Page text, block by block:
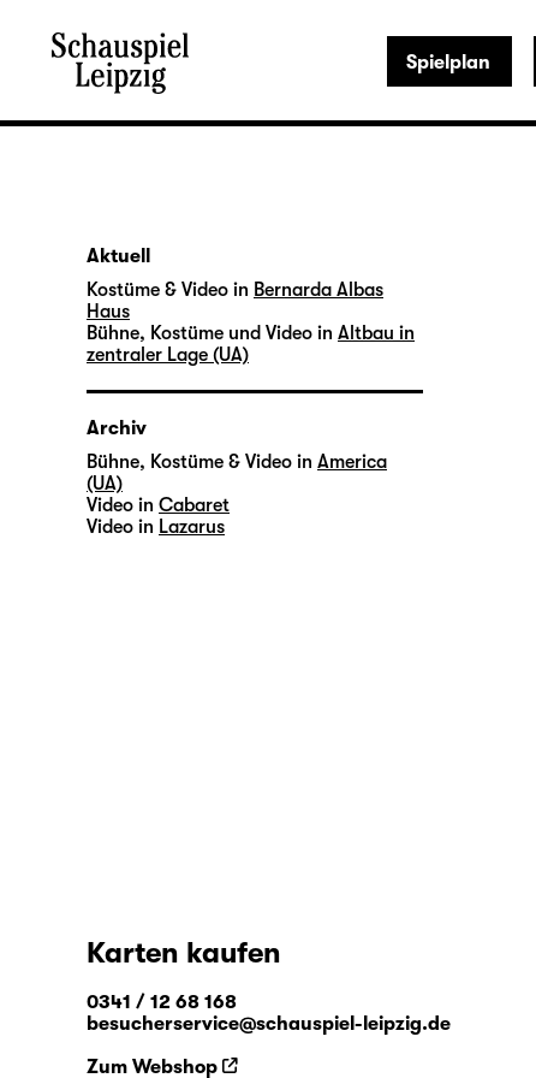
Spielplan
Aktuell
Kostüme & Video in Bernarda Albas
Haus
Bühne, Kostüme und Video in Altbau in
zentraler Lage (UA)
Archiv
Bühne, Kostüme & Video in America
(UA)
Video in Cabaret
Video in Lazarus
Karten kaufen
0341 / 12 68 168
besucherservice@schauspiel-leipzig.de
Zum Webshop